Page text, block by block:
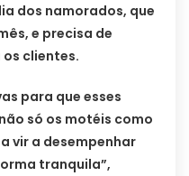
dos namorados, que
e precisa de
clientes.
para que esses
só os motéis como
vir a desempenhar
tranquila”,